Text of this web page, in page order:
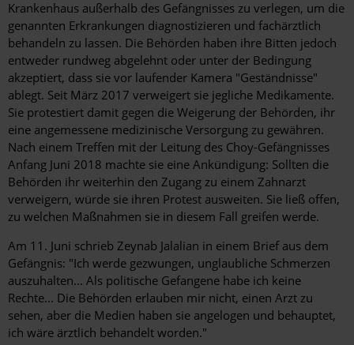
Krankenhaus außerhalb des Gefängnisses zu verlegen, um die
genannten Erkrankungen diagnostizieren und fachärztlich
behandeln zu lassen. Die Behörden haben ihre Bitten jedoch
entweder rundweg abgelehnt oder unter der Bedingung
akzeptiert, dass sie vor laufender Kamera "Geständnisse"
ablegt. Seit März 2017 verweigert sie jegliche Medikamente.
Sie protestiert damit gegen die Weigerung der Behörden, ihr
eine angemessene medizinische Versorgung zu gewähren.
Nach einem Treffen mit der Leitung des Choy-Gefängnisses
Anfang Juni 2018 machte sie eine Ankündigung: Sollten die
Behörden ihr weiterhin den Zugang zu einem Zahnarzt
verweigern, würde sie ihren Protest ausweiten. Sie ließ offen,
zu welchen Maßnahmen sie in diesem Fall greifen werde.
Am 11. Juni schrieb Zeynab Jalalian in einem Brief aus dem
Gefängnis: "Ich werde gezwungen, unglaubliche Schmerzen
auszuhalten... Als politische Gefangene habe ich keine
Rechte... Die Behörden erlauben mir nicht, einen Arzt zu
sehen, aber die Medien haben sie angelogen und behauptet,
ich wäre ärztlich behandelt worden."